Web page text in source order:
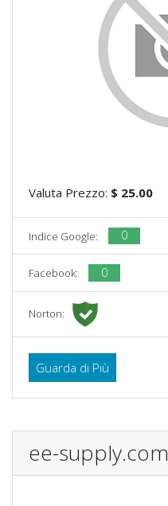
Valuta Prezzo: $ 25.00
Indice Google: 0
Facebook: 0
Norton:
Guarda di Più
ee-supply.com